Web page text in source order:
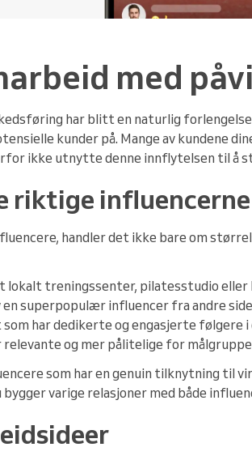
med
har blitt en naturlig
kunder på. Mange av kundene
ikke utnytte denne innflytelsen til å
riktige influencerne
handler det ikke bare om
lokalt treningssenter, pilatesstudio eller
superpopulær influencer fra andre
som har dedikerte og engasjerte følgere
og mer pålitelige for
som har en genuin tilknytning til
bygger varige relasjoner med både